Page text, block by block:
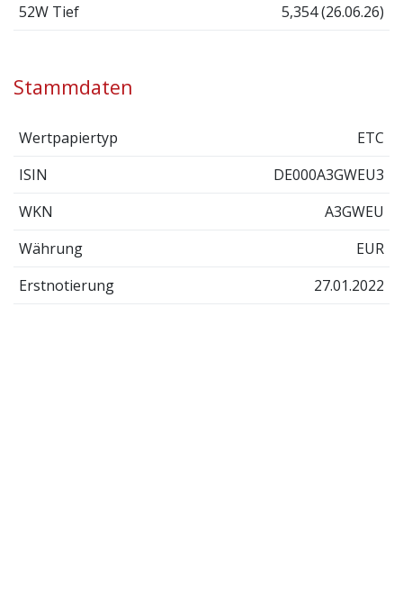
52W Tief
5,354 (26.06.26)
Stammdaten
Wertpapiertyp
ETC
ISIN
DE000A3GWEU3
WKN
A3GWEU
Währung
EUR
Erstnotierung
27.01.2022